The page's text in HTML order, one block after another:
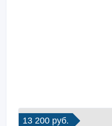
13 200 руб.